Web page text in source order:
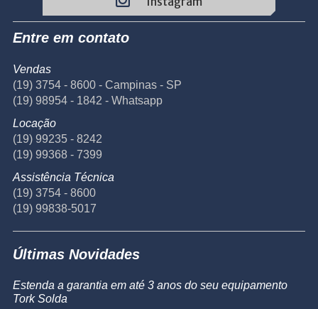
Entre em contato
Vendas
(19) 3754 - 8600 - Campinas - SP
(19) 98954 - 1842 - Whatsapp
Locação
(19) 99235 - 8242
(19) 99368 - 7399
Assistência Técnica
(19) 3754 - 8600
(19) 99838-5017
Últimas Novidades
Estenda a garantia em até 3 anos do seu equipamento
Tork Solda